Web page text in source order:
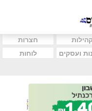
חצרות
ועסקים
לוחות